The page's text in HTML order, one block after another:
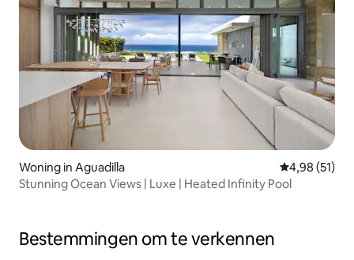
Woning in Aguadilla Gemiddelde
4,98 (51)
Stunning Ocean Views | Luxe | Heated Infinity Pool
Bestemmingen om te verkennen